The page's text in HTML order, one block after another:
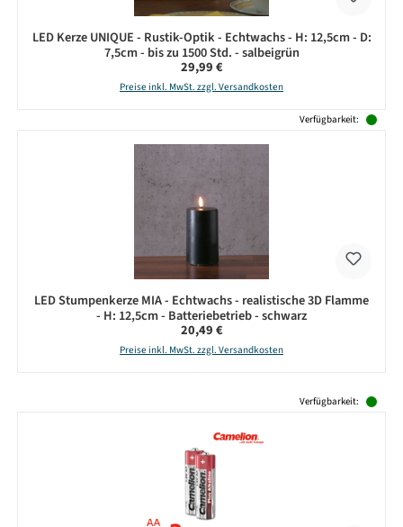
LED Kerze UNIQUE - Rustik-Optik - Echtwachs - H: 12,5cm - D:
7,5cm - bis zu 1500 Std. - salbeigrün
Regulärer Preis:
29,99 €
Preise inkl. MwSt. zzgl. Versandkosten
Verfügbarkeit:
LED Stumpenkerze MIA - Echtwachs - realistische 3D Flamme
- H: 12,5cm - Batteriebetrieb - schwarz
Regulärer Preis:
20,49 €
Preise inkl. MwSt. zzgl. Versandkosten
Verfügbarkeit: